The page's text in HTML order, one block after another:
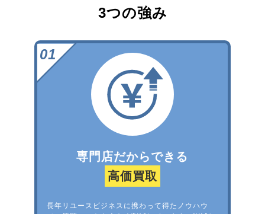
3つの強み
専門店だからできる
高価買取
長年リユースビジネスに携わって得たノウハウ